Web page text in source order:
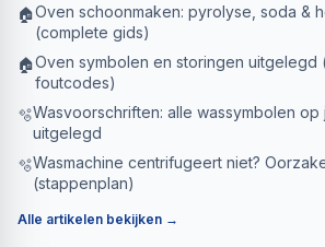
🏠Oven schoonmaken: pyrolyse, soda &
(complete gids)
🏠Oven symbolen en storingen uitgelegd
foutcodes)
🫧Wasvoorschriften: alle wassymbolen op
uitgelegd
🫧Wasmachine centrifugeert niet?
(stappenplan)
Alle artikelen bekijken →